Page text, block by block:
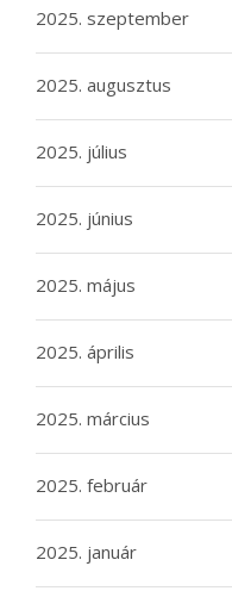
2025. szeptember
2025. augusztus
2025. július
2025. június
2025. május
2025. április
2025. március
2025. február
2025. január